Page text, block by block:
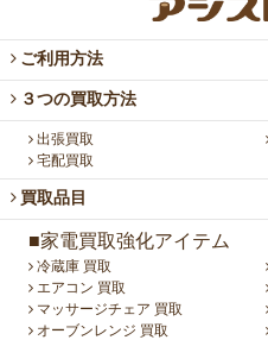
ご利用方法
３つの買取方法
出張買取
宅配買取
買取品目
■家電買取強化アイテム
冷蔵庫 買取
エアコン 買取
マッサージチェア 買取
オーブンレンジ 買取